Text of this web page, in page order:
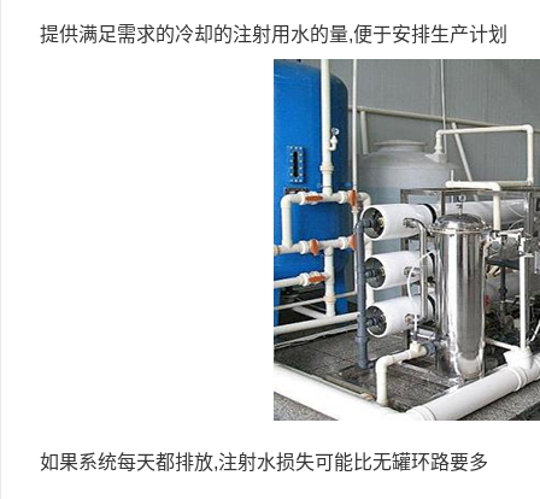
提供满足需求的冷却的注射用水的量,便于安排生产计划
如果系统每天都排放,注射水损失可能比无罐环路要多